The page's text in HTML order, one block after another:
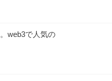
web3で人気の